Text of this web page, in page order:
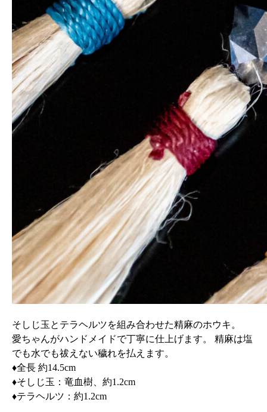
そしじ玉とテラヘルツを組み合わせた精麻のホウキ。
愛ちゃんがハンドメイドで丁寧に仕上げます。 精麻は塩
でも水でも祓えない穢れを払えます。
♦全長 約14.5cm
♦そしじ玉：竜血樹、約1.2cm
♦テラヘルツ：約1.2cm